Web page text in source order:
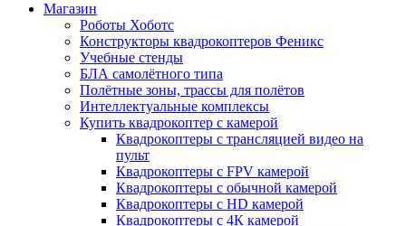
Магазин
Роботы Хоботс
Конструкторы квадрокоптеров Феникс
Учебные стенды
БЛА самолётного типа
Полётные зоны, трассы для полётов
Интеллектуальные комплексы
Купить квадрокоптер с камерой
Квадрокоптеры с трансляцией видео на
пульт
Квадрокоптеры с FPV камерой
Квадрокоптеры с обычной камерой
Квадрокоптеры с HD камерой
Квадрокоптеры с 4К камерой